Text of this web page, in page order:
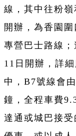
線，其中往粉
開辦，為香園
專營巴士路線
11日開辦，詳
中，B7號線會
鐘，全程車費
達通或城巴接